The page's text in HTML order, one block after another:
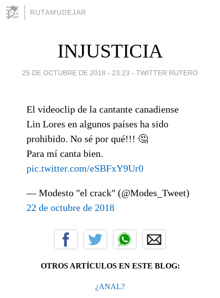
RUTAMUDEJAR
INJUSTICIA
25 DE OCTUBRE DE 2018 - 23:23 - TWITTER RUTERO
El videoclip de la cantante canadiense
Lin Lores en algunos países ha sido
prohibido. No sé por qué!!! 🤔
Para mí canta bien.
pic.twitter.com/eSBFxY9Ur0
— Modesto "el crack" (@Modes_Tweet)
22 de octubre de 2018
OTROS ARTÍCULOS EN ESTE BLOG:
¿ANAL?